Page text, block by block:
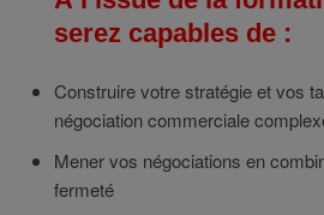
serez capables de :
Construire votre stratégie et vos
négociation commerciale
Mener vos négociations en
fermeté